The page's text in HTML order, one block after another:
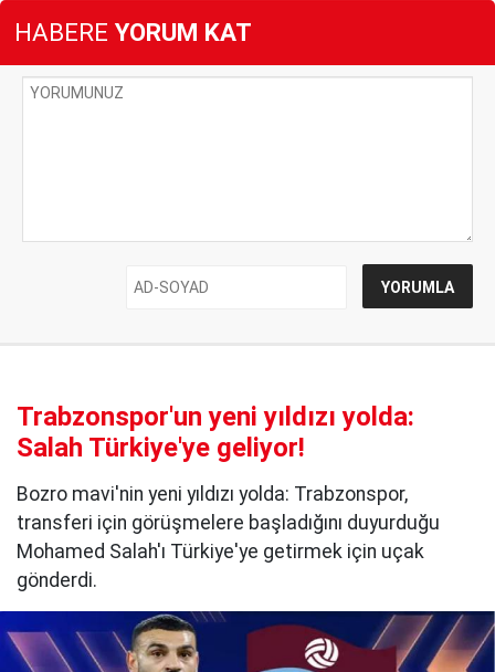
HABERE YORUM KAT
Trabzonspor'un yeni yıldızı yolda:
Salah Türkiye'ye geliyor!
Bozro mavi'nin yeni yıldızı yolda: Trabzonspor,
transferi için görüşmelere başladığını duyurduğu
Mohamed Salah'ı Türkiye'ye getirmek için uçak
gönderdi.